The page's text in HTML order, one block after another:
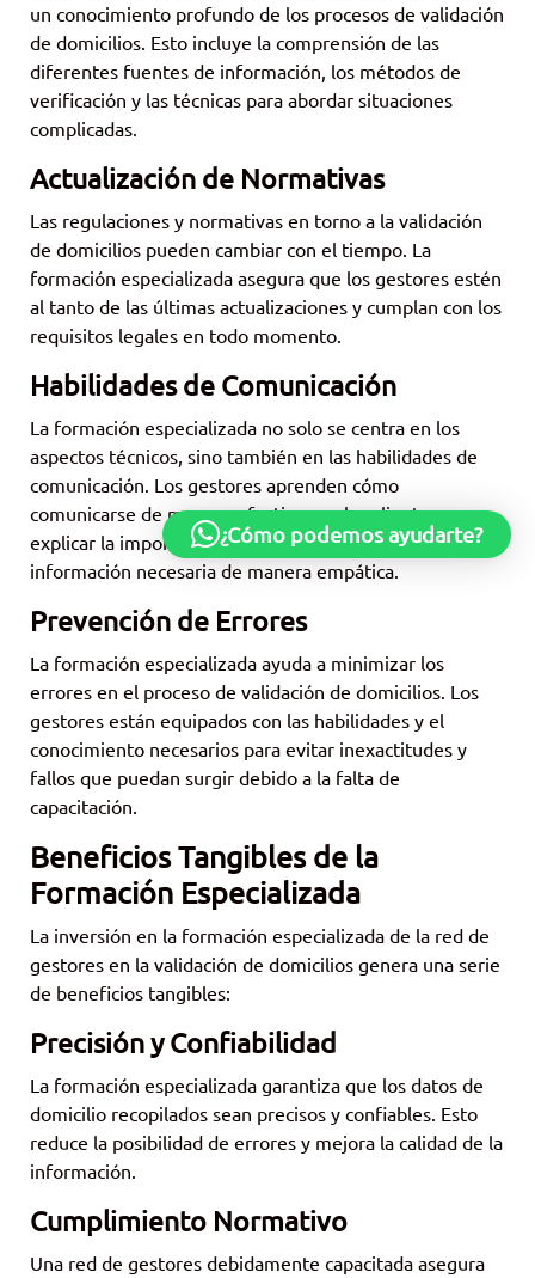
un conocimiento profundo de los procesos de validación
de domicilios. Esto incluye la comprensión de las
diferentes fuentes de información, los métodos de
verificación y las técnicas para abordar situaciones
complicadas.
Actualización de Normativas
Las regulaciones y normativas en torno a la validación
de domicilios pueden cambiar con el tiempo. La
formación especializada asegura que los gestores estén
al tanto de las últimas actualizaciones y cumplan con los
requisitos legales en todo momento.
Habilidades de Comunicación
La formación especializada no solo se centra en los
aspectos técnicos, sino también en las habilidades de
comunicación. Los gestores aprenden cómo
comunicarse de manera efectiva con los clientes,
explicar la importancia de la validación y recopilar la
información necesaria de manera empática.
Prevención de Errores
La formación especializada ayuda a minimizar los
errores en el proceso de validación de domicilios. Los
gestores están equipados con las habilidades y el
conocimiento necesarios para evitar inexactitudes y
fallos que puedan surgir debido a la falta de
capacitación.
Beneficios Tangibles de la
Formación Especializada
La inversión en la formación especializada de la red de
gestores en la validación de domicilios genera una serie
de beneficios tangibles:
Precisión y Confiabilidad
La formación especializada garantiza que los datos de
domicilio recopilados sean precisos y confiables. Esto
reduce la posibilidad de errores y mejora la calidad de la
información.
Cumplimiento Normativo
Una red de gestores debidamente capacitada asegura
¿Cómo podemos ayudarte?